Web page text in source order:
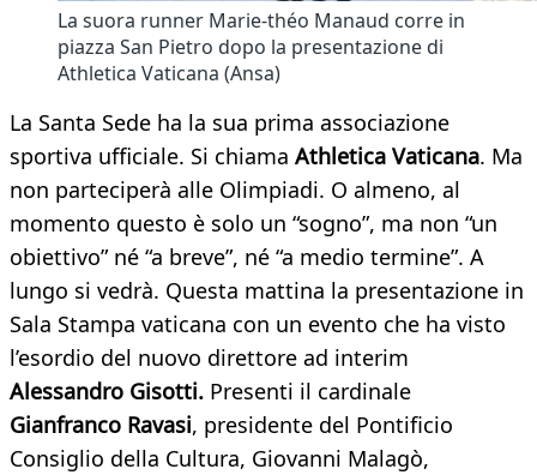
La suora runner Marie-théo Manaud corre in
piazza San Pietro dopo la presentazione di
Athletica Vaticana (Ansa)
La Santa Sede ha la sua prima associazione
sportiva ufficiale. Si chiama Athletica Vaticana. Ma
non parteciperà alle Olimpiadi. O almeno, al
momento questo è solo un “sogno”, ma non “un
obiettivo” né “a breve”, né “a medio termine”. A
lungo si vedrà. Questa mattina la presentazione in
Sala Stampa vaticana con un evento che ha visto
l’esordio del nuovo direttore ad interim
Alessandro Gisotti. Presenti il cardinale
Gianfranco Ravasi, presidente del Pontificio
Consiglio della Cultura, Giovanni Malagò,